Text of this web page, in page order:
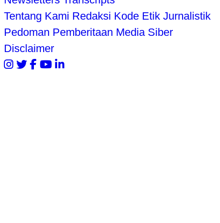
Tentang Kami Redaksi Kode Etik Jurnalistik
Pedoman Pemberitaan Media Siber
Disclaimer